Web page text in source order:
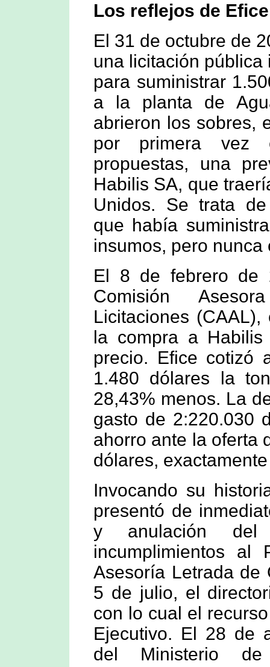
Los reflejos de
El 31 de octubre de
una licitación pública
para suministrar
a la planta de
abrieron los sobres,
por primera vez
propuestas, una
Habilis SA, que
Unidos. Se trata
que había
insumos, pero nunca
El 8 de febrero de
Comisión
Licitaciones
la compra a
precio. Efice cotizó
1.480 dólares la
28,43% menos. La
gasto de 2:220.030
ahorro ante la oferta
dólares,
Invocando su
presentó de
y anulación del
incumplimientos al
Asesoría Letrada de
5 de julio, el
con lo cual el
Ejecutivo. El 28 de
del Ministerio de